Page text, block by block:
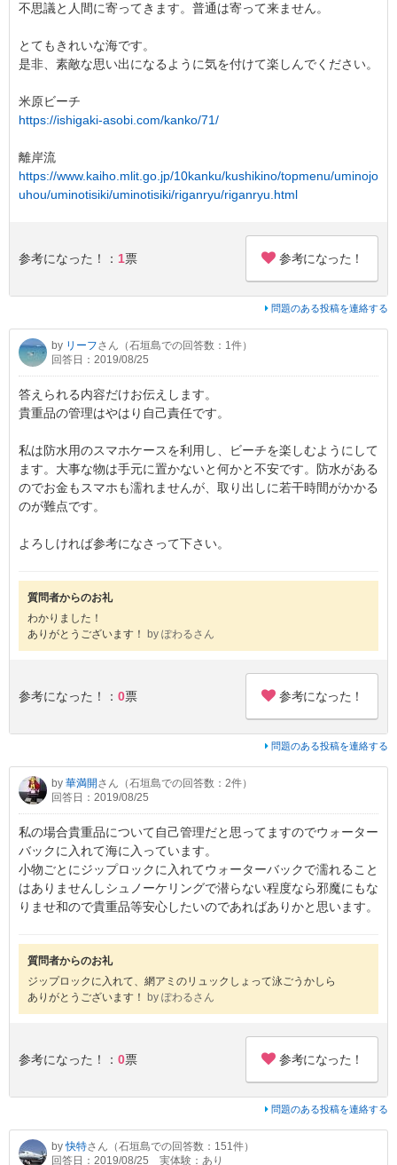
不思議と人間に寄ってきます。普通は寄って来ません。
とてもきれいな海です。
是非、素敵な思い出になるように気を付けて楽しんでください。
米原ビーチ
https://ishigaki-asobi.com/kanko/71/
離岸流
https://www.kaiho.mlit.go.jp/10kanku/kushikino/topmenu/uminojo
uhou/uminotisiki/uminotisiki/riganryu/riganryu.html
参考になった！： 1票 参考になった！
問題のある投稿を連絡する
by リーフさん（石垣島での回答数：1件）
回答日：2019/08/25
答えられる内容だけお伝えします。
貴重品の管理はやはり自己責任です。
私は防水用のスマホケースを利用し、ビーチを楽しむようにして
ます。大事な物は手元に置かないと何かと不安です。防水がある
のでお金もスマホも濡れませんが、取り出しに若干時間がかかる
のが難点です。
よろしければ参考になさって下さい。
質問者からのお礼
わかりました！
ありがとうございます！ by ぽわるさん
参考になった！： 0票 参考になった！
問題のある投稿を連絡する
by 華満開さん（石垣島での回答数：2件）
回答日：2019/08/25
私の場合貴重品について自己管理だと思ってますのでウォーター
バックに入れて海に入っています。
小物ごとにジップロックに入れてウォーターバックで濡れること
はありませんしシュノーケリングで潜らない程度なら邪魔にもな
りませ和ので貴重品等安心したいのであればありかと思います。
質問者からのお礼
ジップロックに入れて、網アミのリュックしょって泳ごうかしら
ありがとうございます！ by ぽわるさん
参考になった！： 0票 参考になった！
問題のある投稿を連絡する
by快特さん（石垣島での回答数：151件）
回答日：2019/08/25
実体験：あり